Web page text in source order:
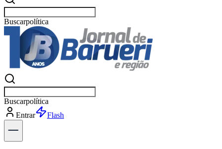
Buscarnotícias em B
Buscarnotícias em B
Entrar
Explorar